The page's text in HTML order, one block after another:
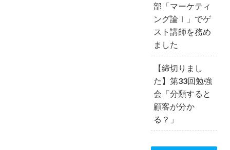
部「マーケティ
ング論Ⅰ」でゲ
スト講師を務め
ました
【締切りまし
た】第33回勉強
会「分類すると
顧客が分か
る？」